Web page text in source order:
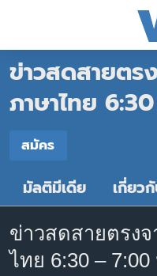
ต่อ
ไป
หลัก
หน้า
หลัก
ข้าม
ไป
หน้าหลัก
โลก
เอเชีย
ไทย
ธุรกิจ
วิทยาศาสตร์
ข่าวสดสายตร
ภาษาไทย
สมัคร
สมัค
มัลติมีเดีย เกี่ยว
ข่าวสดสายตรง
ไทย 6:30 – 7:00